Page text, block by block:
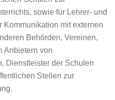
sowie für Lehrer- und
Kommunikation mit externen
Behörden, Vereinen,
Anbietern von
Dienstleister der Schulen
Stellen zur